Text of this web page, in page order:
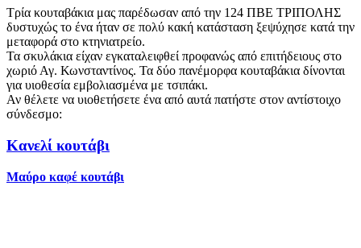
Τρία κουταβάκια μας παρέδωσαν από την 124 ΠΒΕ ΤΡΙΠΟΛΗΣ
δυστυχώς το ένα ήταν σε πολύ κακή κατάσταση ξεψύχησε κατά την
μεταφορά στο κτηνιατρείο.
Τα σκυλάκια είχαν εγκαταλειφθεί προφανώς από επιτήδειους στο
χωριό Αγ. Κωνσταντίνος. Τα δύο πανέμορφα κουταβάκια δίνονται
για υιοθεσία εμβολιασμένα με τσιπάκι.
Αν θέλετε να υιοθετήσετε ένα από αυτά πατήστε στον αντίστοιχο
σύνδεσμο:
Κανελί κουτάβι
Μαύρο καφέ κουτάβι